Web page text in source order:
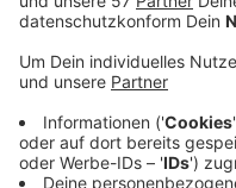
Konkrete
Ilayda hat am
unbekanntem Ziel
gegen 23 Uhr